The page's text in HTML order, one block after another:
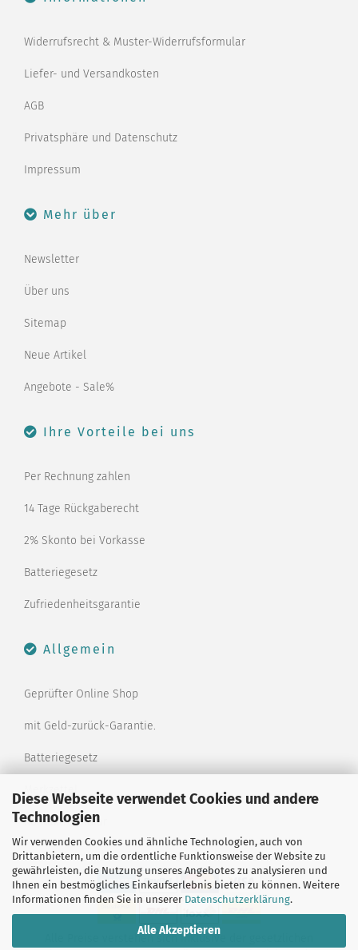
Diese Webseite verwendet Cookies und andere
Technologien
Wir verwenden Cookies und ähnliche Technologien, auch von
Drittanbietern, um die ordentliche Funktionsweise der Website zu
gewährleisten, die Nutzung unseres Angebotes zu analysieren und
Ihnen ein bestmögliches Einkaufserlebnis bieten zu können. Weitere
Informationen finden Sie in unserer Datenschutzerklärung.
Alle Akzeptieren
Widerrufsrecht & Muster-Widerrufsformular
Liefer- und Versandkosten
AGB
Privatsphäre und Datenschutz
Impressum
Mehr über
Newsletter
Über uns
Sitemap
Neue Artikel
Angebote - Sale%
Ihre Vorteile bei uns
Per Rechnung zahlen
14 Tage Rückgaberecht
2% Skonto bei Vorkasse
Batteriegesetz
Zufriedenheitsgarantie
Allgemein
Geprüfter Online Shop
mit Geld-zurück-Garantie.
Batteriegesetz
Merkzettel
Kontaktformular
Alle Preise verstehen sich inklusive der gesetzlichen